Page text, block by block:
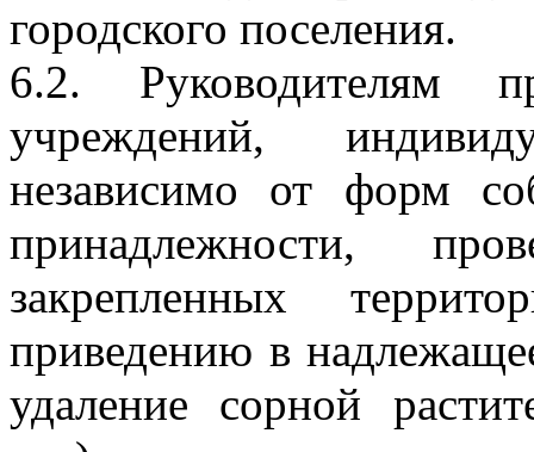
городского поселения.
6.2. Руководителям
учреждений,
независимо от форм
принадлежности,
закрепленных
приведению в
удаление сорной